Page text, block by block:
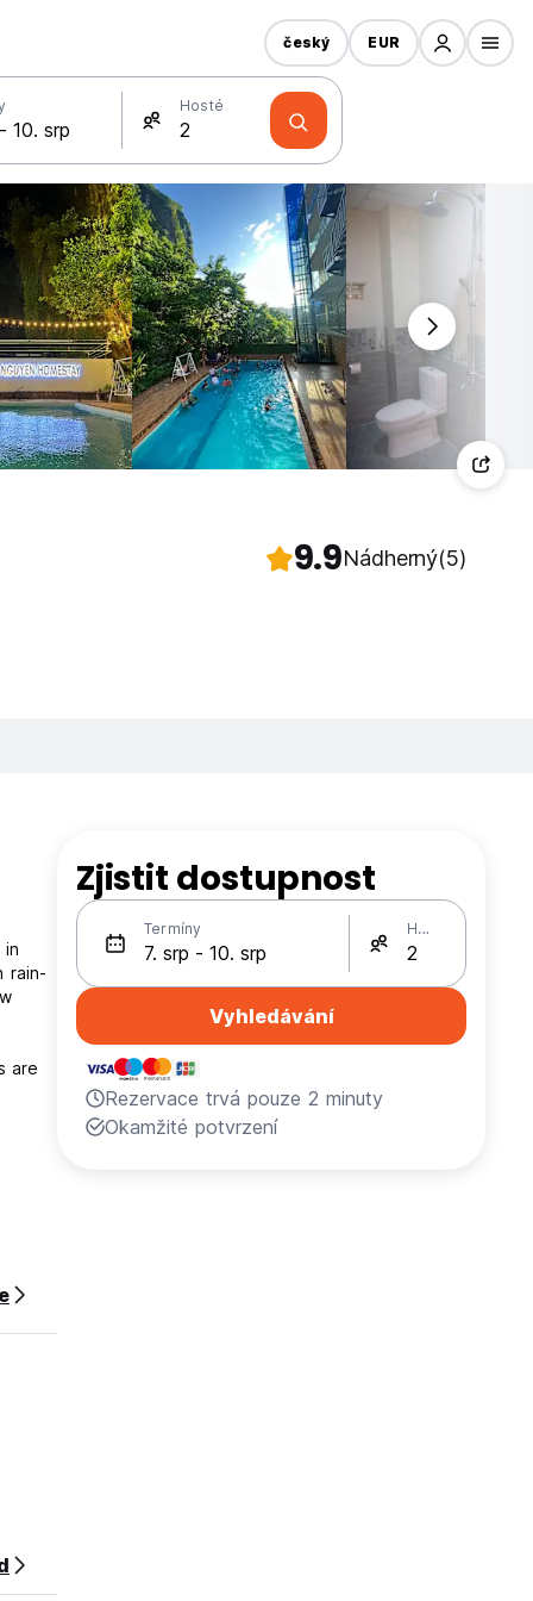
Hosté
český EUR
9.9Nádherný(5)
in
rain-
are
Zjistit dostupnost
Termíny Hosté
Vyhledávání
Rezervace trvá pouze 2 minuty
Okamžité potvrzení